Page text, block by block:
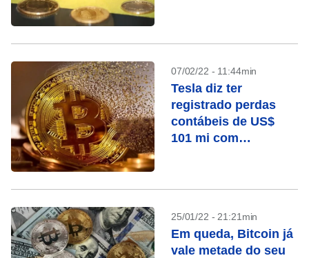
07/02/22 - 11:44min
Tesla diz ter
registrado perdas
contábeis de US$
101 mi com
25/01/22 - 21:21min
Em queda, Bitcoin já
vale metade do seu